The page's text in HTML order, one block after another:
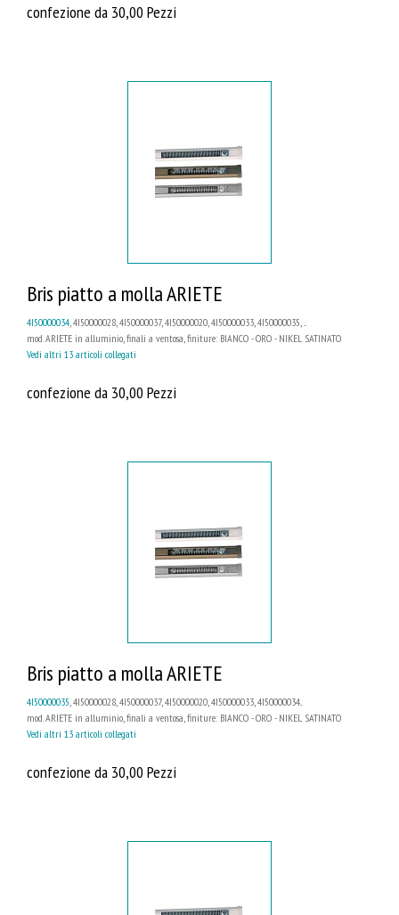
confezione da 30,00 Pezzi
Bris piatto a molla ARIETE
4I50000034 , 4I50000028, 4I50000037, 4I50000020, 4I50000033, 4I50000035, ...
mod. ARIETE in alluminio, finali a ventosa, finiture: BIANCO - ORO - NIKEL SATINATO
Vedi altri 13 articoli collegati
confezione da 30,00 Pezzi
Bris piatto a molla ARIETE
4I50000035, 4I50000028, 4I50000037, 4I50000020, 4I50000033, 4I50000034...
mod. ARIETE in alluminio, finali a ventosa, finiture: BIANCO - ORO - NIKEL SATINATO
Vedi altri 13 articoli collegati
confezione da 30,00 Pezzi